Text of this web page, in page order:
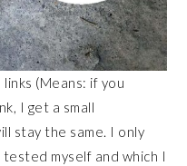
(Means: if you
I get a small
stay the same. I only
myself and which I